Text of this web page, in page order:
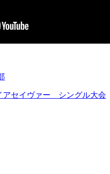
アセイヴァー シングル大会